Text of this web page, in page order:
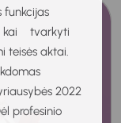
funkcijas
kai tvarkyti
teisės aktai.
2022
profesinio